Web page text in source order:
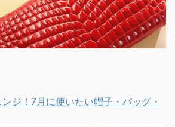
ジ！7月に使いたい帽子・バッグ・